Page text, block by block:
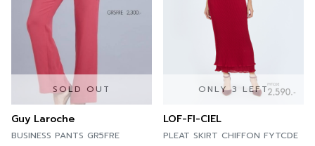
SOLD OUT
Guy Laroche
BUSINESS PANTS GR5FRE
ONLY 3 LEFT
LOF-FI-CIEL
PLEAT SKIRT CHIFFON FYTCDE